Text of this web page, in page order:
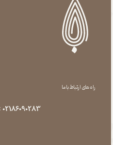
راه های ارتباط با ما